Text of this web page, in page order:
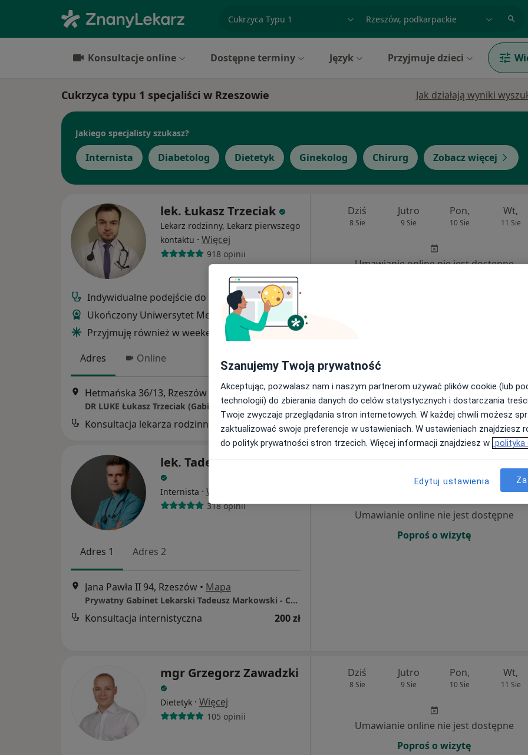
miasto lub dzielnica
Konsultacje online Dostępne terminy Język Przyjmuje dzieci
Cukrzyca typu 1 specjaliści w Rzeszowie Jak działają wyniki
Jakiego specjalisty szukasz?
Internista Diabetolog Dietetyk Ginekolog Chirurg Zobacz więcej
lek. Łukasz Trzeciak
Lekarz rodzinny, Lekarz pierwszego
kontaktu · Więcej
918 opinii
Indywidualne podejście do pacjenta
Ukończony Uniwersytet Medyczny w Łodzi
Przyjmuję również w weekendy i święta.
Adres
Online
Hetmańska 36/13, Rzeszów Mapa
DR LUKE Łukasz Trzeciak (Gabinet Online)
Konsultacja lekarza rodzinnego przez telefon 150 zł
Dziś
8 Sie
Jutro
9 Sie
Pon,
10 Sie
Wt,
11 Sie
Umawianie online nie jest dostępne
lek. Tadeusz Markowski
Internista · Więcej
318 opinii
Adres 1 Adres 2
Jana Pawła II 94, Rzeszów • Mapa
Prywatny Gabinet Lekarski Tadeusz Markowski - Centrum Medyczne Fortitudo
Konsultacja internistyczna 200 zł
Umawianie online nie jest dostępne
Poproś o wizytę
mgr Grzegorz Zawadzki
Dietetyk · Więcej
105 opinii
Dziś
8 Sie
Jutro
9 Sie
Pon,
10 Sie
Wt,
11 Sie
Umawianie online nie jest dostępne
Poproś o wizytę
Szanujemy Twoją prywatność
Akceptując, pozwalasz nam i naszym partnerom używać plików cookie (lub
technologii) do zbierania danych do celów statystycznych i dostarczania
Twoje zwyczaje przeglądania stron internetowych. W każdej chwili możesz
zaktualizować swoje preferencje w ustawieniach. W ustawieniach znajdziesz
do polityk prywatności stron trzecich. Więcej informacji znajdziesz w polityka
Edytuj ustawienia